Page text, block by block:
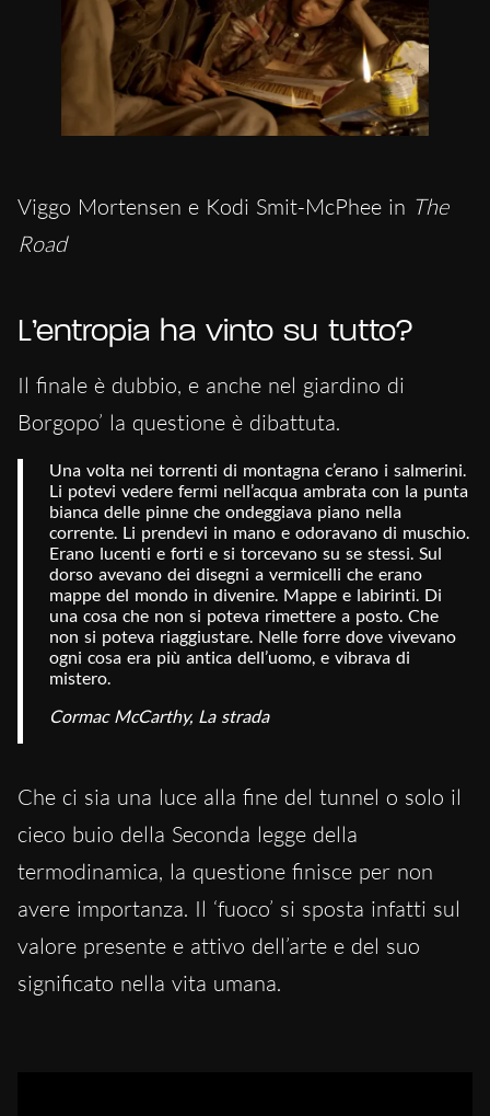
Viggo Mortensen e Kodi Smit-McPhee in The
Road
L’entropia ha vinto su tutto?
Il finale è dubbio, e anche nel giardino di
Borgopo’ la questione è dibattuta.
Una volta nei torrenti di montagna c’erano i salmerini.
Li potevi vedere fermi nell’acqua ambrata con la punta
bianca delle pinne che ondeggiava piano nella
corrente. Li prendevi in mano e odoravano di muschio.
Erano lucenti e forti e si torcevano su se stessi. Sul
dorso avevano dei disegni a vermicelli che erano
mappe del mondo in divenire. Mappe e labirinti. Di
una cosa che non si poteva rimettere a posto. Che
non si poteva riaggiustare. Nelle forre dove vivevano
ogni cosa era più antica dell’uomo, e vibrava di
mistero.
Cormac McCarthy, La strada
Che ci sia una luce alla fine del tunnel o solo il
cieco buio della Seconda legge della
termodinamica, la questione finisce per non
avere importanza. Il ‘fuoco’ si sposta infatti sul
valore presente e attivo dell’arte e del suo
significato nella vita umana.